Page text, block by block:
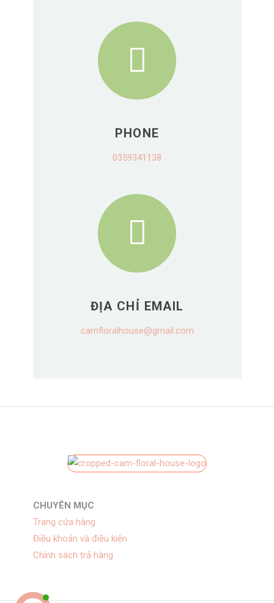
PHONE
0359341138
ĐỊA CHỈ EMAIL
camfloralhouse@gmail.com
CHUYÊN MỤC
Trang cửa hàng
Điều khoản và điều kiện
Chính sách trả hàng